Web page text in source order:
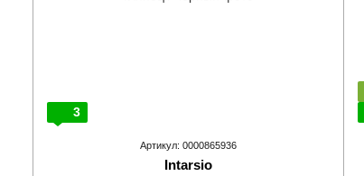
3
Артикул: 0000865936
Intarsio